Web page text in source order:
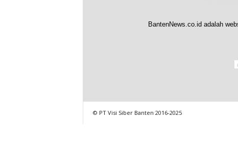
BantenNews.co.id adalah
© PT Visi Siber Banten 2016-2025